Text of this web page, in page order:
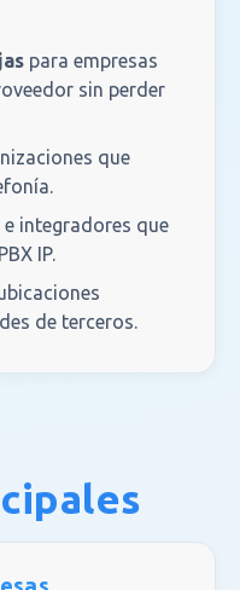
para empresas
sin perder
que
e integradores que
IP.
de terceros.